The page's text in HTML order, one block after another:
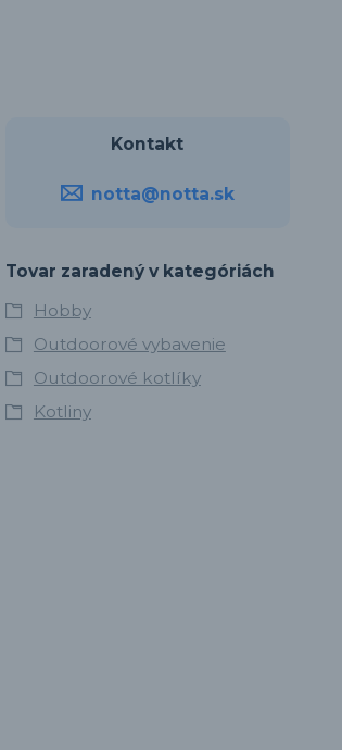
Kontakt
notta@notta.sk
Tovar zaradený v kategóriách
Hobby
Outdoorové vybavenie
Outdoorové kotlíky
Kotliny